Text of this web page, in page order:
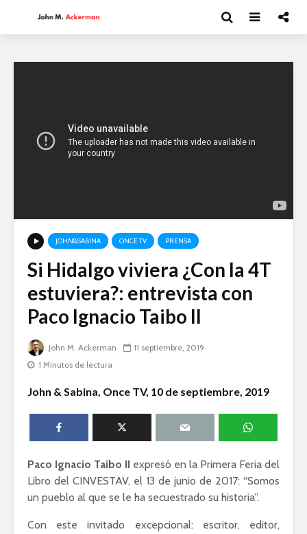
JOHN&SABINA ONCE TV PRENSA
Si Hidalgo viviera ¿Con la 4T
estuviera?: entrevista con
Paco Ignacio Taibo II
John M. Ackerman
11 septiembre, 2019
1 Minutos de lectura
John & Sabina, Once TV, 10 de septiembre, 2019
Paco Ignacio Taibo II expresó en la Primera Feria del
Libro del CINVESTAV, el 13 de junio de 2017: “Somos
un pueblo al que se le ha secuestrado su historia”.
Con este invitado excepcional: escritor, editor,
Moisés Garduño:
Irán y el futuro del
mundo
UAM en
movimiento
Guillermo Arriaga:
alma.
David
derechos
José
Derecho